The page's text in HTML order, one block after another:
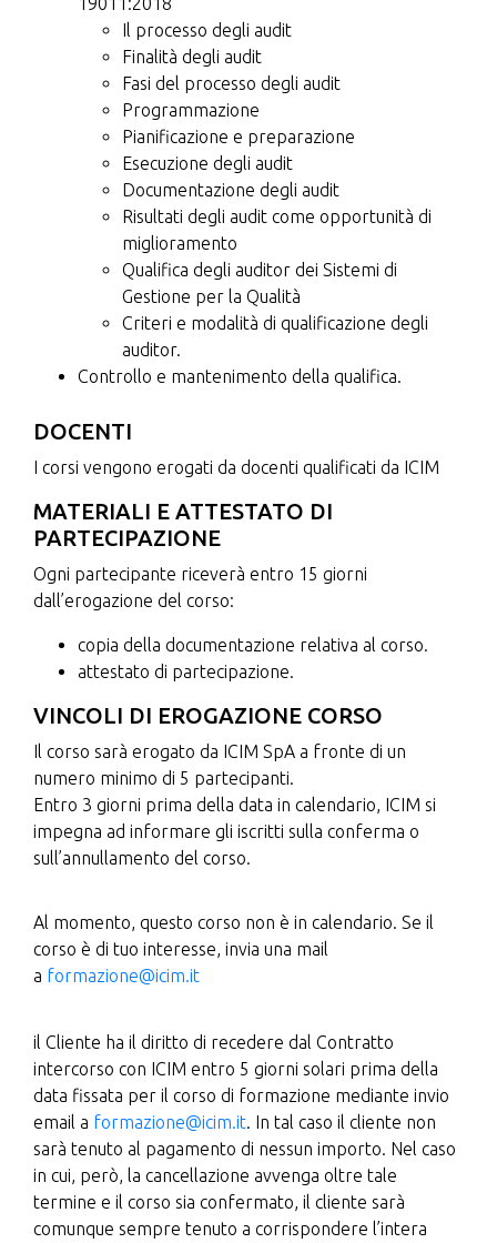
Il processo degli audit
Finalità degli audit
Fasi del processo degli audit
Programmazione
Pianificazione e preparazione
Esecuzione degli audit
Documentazione degli audit
Risultati degli audit come opportunità di
miglioramento
Qualifica degli auditor dei Sistemi di
Gestione per la Qualità
Criteri e modalità di qualificazione degli
auditor.
Controllo e mantenimento della qualifica.
DOCENTI
I corsi vengono erogati da docenti qualificati da ICIM
MATERIALI E ATTESTATO DI
PARTECIPAZIONE
Ogni partecipante riceverà entro 15 giorni
dall’erogazione del corso:
copia della documentazione relativa al corso.
attestato di partecipazione.
VINCOLI DI EROGAZIONE CORSO
Il corso sarà erogato da ICIM SpA a fronte di un
numero minimo di 5 partecipanti.
Entro 3 giorni prima della data in calendario, ICIM si
impegna ad informare gli iscritti sulla conferma o
sull’annullamento del corso.
Al momento, questo corso non è in calendario. Se il
corso è di tuo interesse, invia una mail
a formazione@icim.it
il Cliente ha il diritto di recedere dal Contratto
intercorso con ICIM entro 5 giorni solari prima della
data fissata per il corso di formazione mediante invio
email a formazione@icim.it . In tal caso il cliente non
sarà tenuto al pagamento di nessun importo. Nel caso
in cui, però, la cancellazione avvenga oltre tale
termine e il corso sia confermato, il cliente sarà
comunque sempre tenuto a corrispondere l’intera